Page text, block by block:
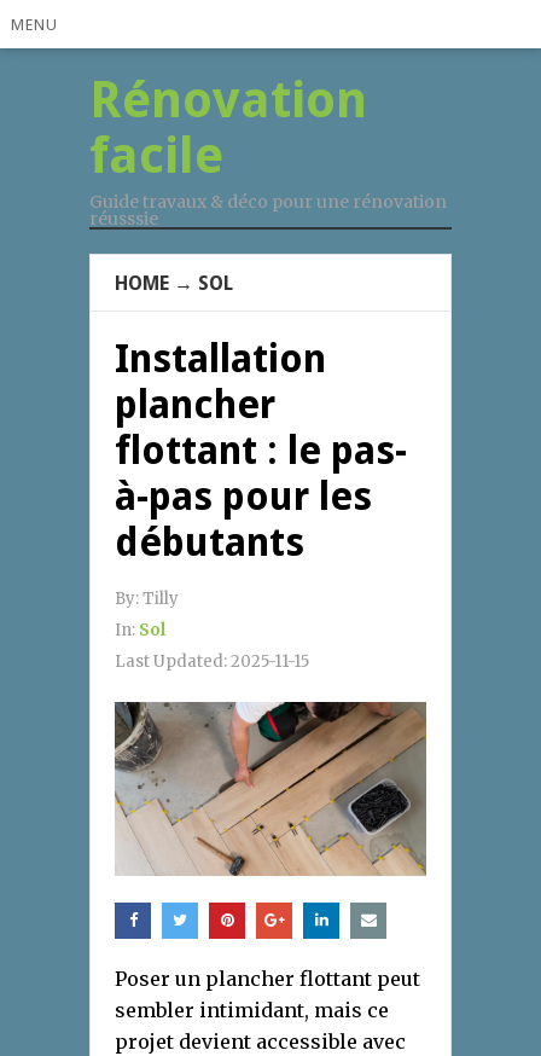
MENU
Rénovation
facile
Guide travaux & déco pour une rénovation
réusssie
HOME → SOL
Installation
plancher
flottant : le pas-
à-pas pour les
débutants
By:Tilly
In: Sol
Last Updated:2025-11-15
Poser un plancher flottant peut
sembler intimidant, mais ce
projet devient accessible avec